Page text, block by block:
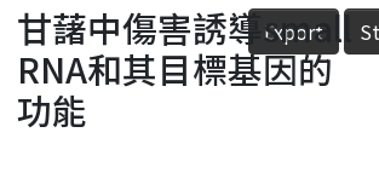
Fundings & Projects
Researchers
Export
甘藷中傷害誘導small
RNA和其目標基因的
功能